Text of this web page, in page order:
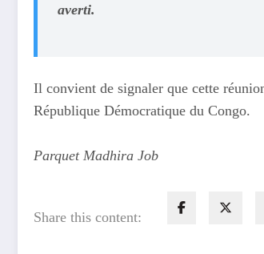
averti.
Il convient de signaler que cette
République Démocratique du Congo.
Parquet Madhira Job
Share this content: